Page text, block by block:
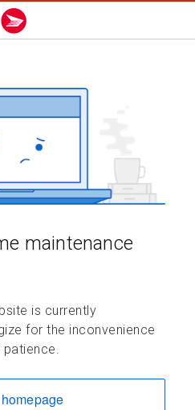
maintenance
is currently
for the inconvenience
patience.